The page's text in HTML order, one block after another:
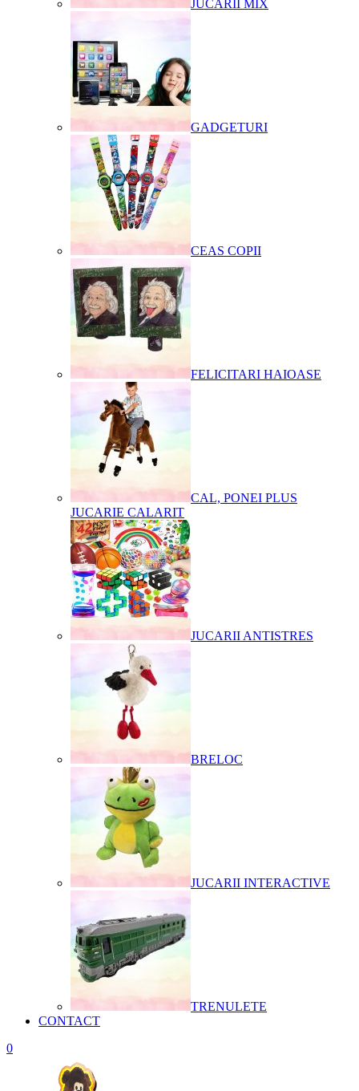
JUCARII MIX
GADGETURI
CEAS COPII
FELICITARI HAIOASE
CAL, PONEI PLUS
JUCARIE CALARIT
JUCARII ANTISTRES
BRELOC
JUCARII INTERACTIVE
TRENULETE
CONTACT
0